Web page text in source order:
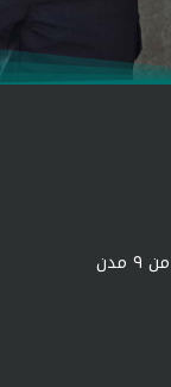
خيرك هو مشروع لجمع الملابس المستعملة من ٩ مدن